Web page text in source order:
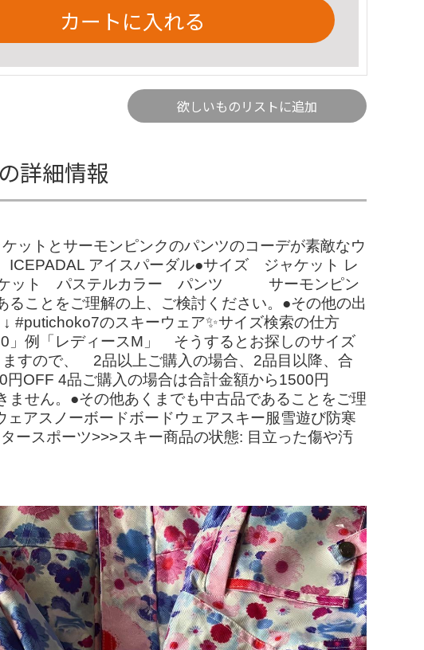
カートに入れる
欲しいものリストに追加
詳細情報
ットとサーモンピンクのパンツのコーデが素敵なウ
アイスパーダル●サイズ ジャケット レ
ケット パステルカラー パンツ サーモンピン
ことをご理解の上、ご検討ください。●その他の出
#putichoko7のスキーウェア✨サイズ検索の仕方
例「レディースM」 そうするとお探しのサイズ
すので、 2品以上ご購入の場合、2品目以降、合
OFF 4品ご購入の場合は合計金額から1500円
せん。●その他あくまでも中古品であることをご理
アスノーボードボードウェアスキー服雪遊び防寒
ースポーツ>>>スキー商品の状態: 目立った傷や汚